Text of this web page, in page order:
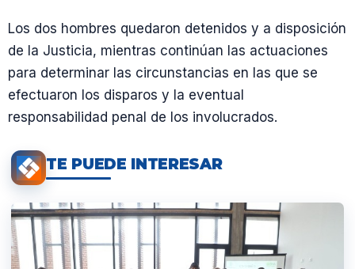
Los dos hombres quedaron detenidos y a disposición
de la Justicia, mientras continúan las actuaciones
para determinar las circunstancias en las que se
efectuaron los disparos y la eventual
responsabilidad penal de los involucrados.
TE PUEDE INTERESAR